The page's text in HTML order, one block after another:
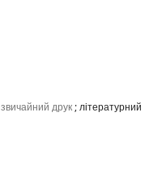
звичайний друк; літературний